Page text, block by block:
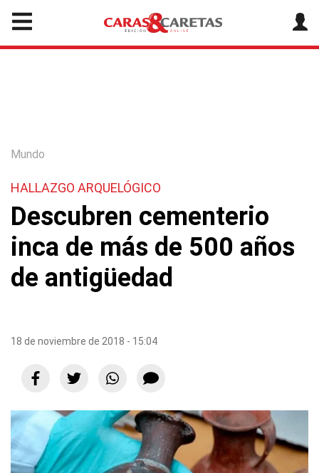
Mundo
HALLAZGO ARQUELÓGICO
Descubren cementerio
inca de más de 500 años
de antigüedad
18 de noviembre de 2018 - 15:04